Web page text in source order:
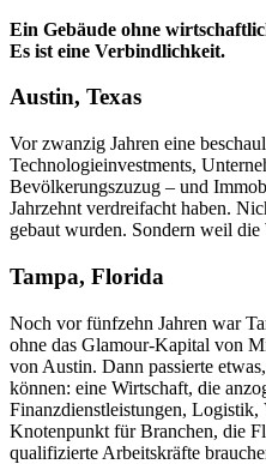
Ein Gebäude ohne
Es ist eine Verbindlichkeit.
Austin, Texas
Vor zwanzig Jahren eine
Technologieinvestments,
Bevölkerungszuzug – und
Jahrzehnt verdreifacht haben.
gebaut wurden. Sondern weil
Tampa, Florida
Noch vor fünfzehn Jahren war
ohne das Glamour-Kapital von
von Austin. Dann passierte
können: eine Wirtschaft, die
Finanzdienstleistungen,
Knotenpunkt für Branchen, die
qualifizierte Arbeitskräfte